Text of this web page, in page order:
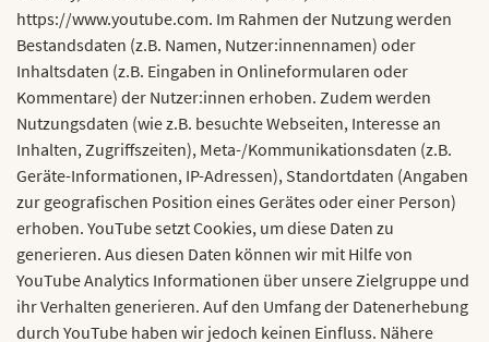
https://www.youtube.com. Im Rahmen der Nutzung werden
Bestandsdaten (z.B. Namen, Nutzer:innennamen) oder
Inhaltsdaten (z.B. Eingaben in Onlineformularen oder
Kommentare) der Nutzer:innen erhoben. Zudem werden
Nutzungsdaten (wie z.B. besuchte Webseiten, Interesse an
Inhalten, Zugriffszeiten), Meta-/Kommunikationsdaten (z.B.
Geräte-Informationen, IP-Adressen), Standortdaten (Angaben
zur geografischen Position eines Gerätes oder einer Person)
erhoben. YouTube setzt Cookies, um diese Daten zu
generieren. Aus diesen Daten können wir mit Hilfe von
YouTube Analytics Informationen über unsere Zielgruppe und
ihr Verhalten generieren. Auf den Umfang der Datenerhebung
durch YouTube haben wir jedoch keinen Einfluss. Nähere